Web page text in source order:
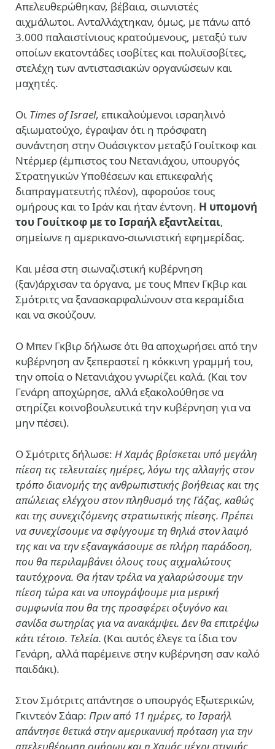
Απελευθερώθηκαν, βέβαια, σιωνιστές
αιχμάλωτοι. Ανταλλάχτηκαν, όμως, με πάνω από
3.000 παλαιστίνιους κρατούμενους, μεταξύ των
οποίων εκατοντάδες ισοβίτες και πολυϊσοβίτες,
στελέχη των αντιστασιακών οργανώσεων και
μαχητές.
Οι Times of Israel, επικαλούμενοι ισραηλινό
αξιωματούχο, έγραψαν ότι η πρόσφατη
συνάντηση στην Ουάσιγκτον μεταξύ Γουίτκοφ και
Ντέρμερ (έμπιστος του Νετανιάχου, υπουργός
Στρατηγικών Υποθέσεων και επικεφαλής
διαπραγματευτής πλέον), αφορούσε τους
ομήρους και το Ιράν και ήταν έντονη. Η υπομονή
του Γουίτκοφ με το Ισραήλ εξαντλείται,
σημείωνε η αμερικανο-σιωνιστική εφημερίδας.
Και μέσα στη σιωναζιστική κυβέρνηση
(ξαν)άρχισαν τα όργανα, με τους Μπεν Γκβιρ και
Σμότριτς να ξανασκαρφαλώνουν στα κεραμίδια
και να σκούζουν.
Ο Μπεν Γκβιρ δήλωσε ότι θα αποχωρήσει από την
κυβέρνηση αν ξεπεραστεί η κόκκινη γραμμή του,
την οποία ο Νετανιάχου γνωρίζει καλά. (Και τον
Γενάρη αποχώρησε, αλλά εξακολούθησε να
στηρίζει κοινοβουλευτικά την κυβέρνηση για να
μην πέσει).
Ο Σμότριτς δήλωσε: Η Χαμάς βρίσκεται υπό μεγάλη
πίεση τις τελευταίες ημέρες, λόγω της αλλαγής στον
τρόπο διανομής της ανθρωπιστικής βοήθειας και της
απώλειας ελέγχου στον πληθυσμό της Γάζας, καθώς
και της συνεχιζόμενης στρατιωτικής πίεσης. Πρέπει
να συνεχίσουμε να σφίγγουμε τη θηλιά στον λαιμό
της και να την εξαναγκάσουμε σε πλήρη παράδοση,
που θα περιλαμβάνει όλους τους αιχμαλώτους
ταυτόχρονα. Θα ήταν τρέλα να χαλαρώσουμε την
πίεση τώρα και να υπογράψουμε μια μερική
συμφωνία που θα της προσφέρει οξυγόνο και
σανίδα σωτηρίας για να ανακάμψει. Δεν θα επιτρέψω
κάτι τέτοιο. Τελεία. (Και αυτός έλεγε τα ίδια τον
Γενάρη, αλλά παρέμεινε στην κυβέρνηση σαν καλό
παιδάκι).
Στον Σμότριτς απάντησε ο υπουργός Εξωτερικών,
Γκιντεόν Σάαρ: Πριν από 11 ημέρες, το Ισραήλ
απάντησε θετικά στην αμερικανική πρόταση για την